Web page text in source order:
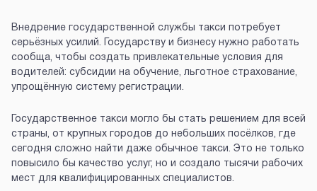
Внедрение государственной службы такси потребует
серьёзных усилий. Государству и бизнесу нужно работать
сообща, чтобы создать привлекательные условия для
водителей: субсидии на обучение, льготное страхование,
упрощённую систему регистрации.
Государственное такси могло бы стать решением для всей
страны, от крупных городов до небольших посёлков, где
сегодня сложно найти даже обычное такси. Это не только
повысило бы качество услуг, но и создало тысячи рабочих
мест для квалифицированных специалистов.